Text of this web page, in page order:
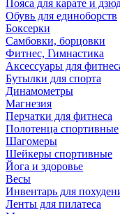
Пояса для карате и
Обувь для единоборств
Боксерки
Самбовки, борцовки
Фитнес, Гимнастика
Аксессуары для
Бутылки для спорта
Динамометры
Магнезия
Перчатки для фитнеса
Полотенца спортивные
Шагомеры
Шейкеры спортивные
Йога и здоровье
Весы
Инвентарь для
Ленты для пилатеса